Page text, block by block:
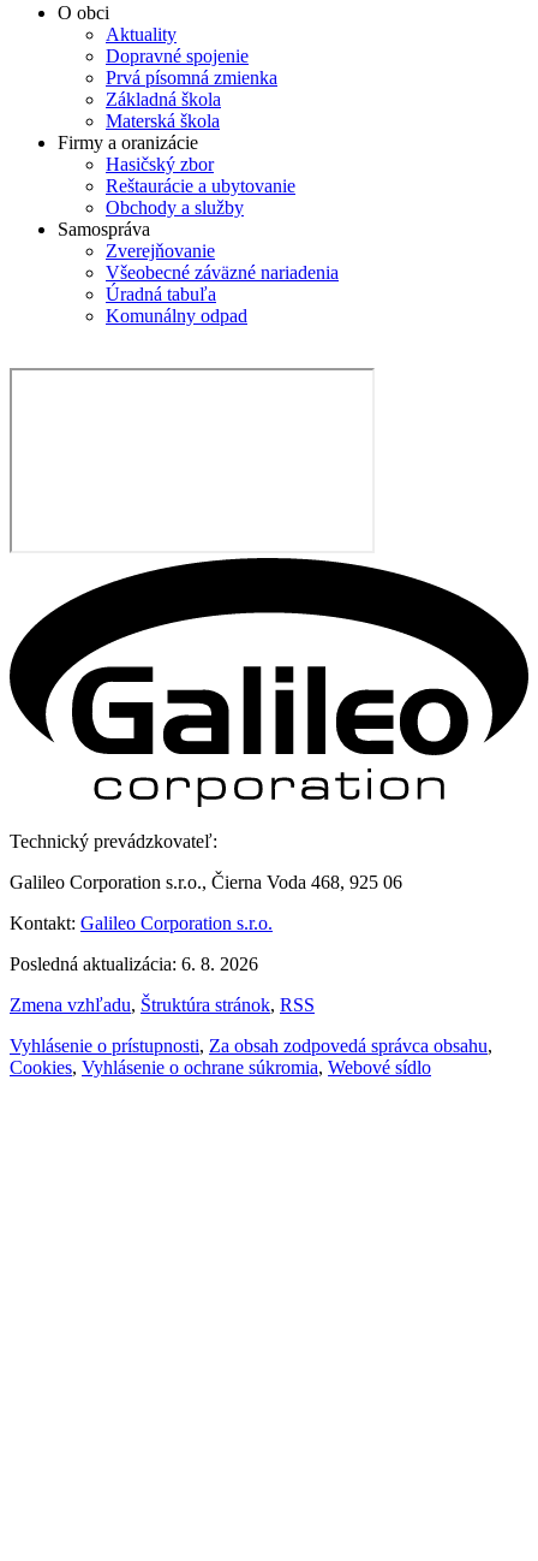
O obci
Aktuality
Dopravné spojenie
Prvá písomná zmienka
Základná škola
Materská škola
Firmy a oranizácie
Hasičský zbor
Reštaurácie a ubytovanie
Obchody a služby
Samospráva
Zverejňovanie
Všeobecné záväzné nariadenia
Úradná tabuľa
Komunálny odpad
Technický prevádzkovateľ:
Galileo Corporation s.r.o., Čierna Voda 468, 925 06
Kontakt: Galileo Corporation s.r.o.
Posledná aktualizácia: 6. 8. 2026
Zmena vzhľadu, Štruktúra stránok, RSS
Vyhlásenie o prístupnosti, Za obsah zodpovedá správca obsahu,
Cookies, Vyhlásenie o ochrane súkromia, Webové sídlo